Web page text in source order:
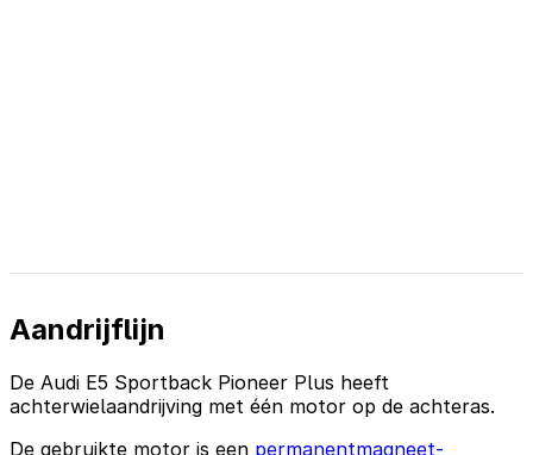
Aandrijflijn
De Audi E5 Sportback Pioneer Plus heeft
achterwielaandrijving met één motor op de achteras.
De gebruikte motor is een permanentmagneet-